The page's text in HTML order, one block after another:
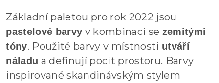
Základní paletou pro rok 2022 jsou
pastelové barvy v kombinaci se zemitými
tóny. Použité barvy v místnosti utváří
náladu a definují pocit prostoru. Barvy
inspirované skandinávským stylem